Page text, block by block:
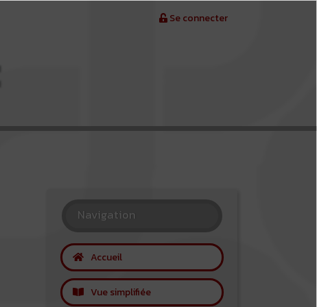
Se connecter
Navigation
Accueil
Vue simplifiée